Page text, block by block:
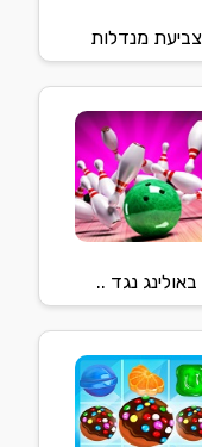
צביעת מנדלות
באולינג נגד ..